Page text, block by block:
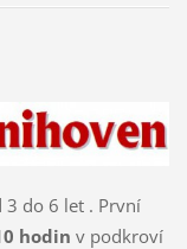
3 do 6 let . První
hodin v podkroví